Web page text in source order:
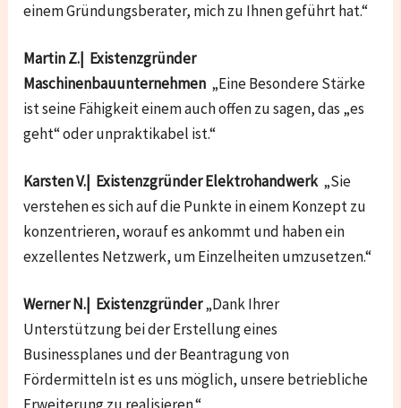
einem Gründungsberater, mich zu Ihnen geführt hat.“
Martin Z.| Existenzgründer
Maschinenbauunternehmen „Eine Besondere Stärke
ist seine Fähigkeit einem auch offen zu sagen, das „es
geht“ oder unpraktikabel ist.“
Karsten V.| Existenzgründer Elektrohandwerk „Sie
verstehen es sich auf die Punkte in einem Konzept zu
konzentrieren, worauf es ankommt und haben ein
exzellentes Netzwerk, um Einzelheiten umzusetzen.“
Werner N.| Existenzgründer„Dank Ihrer
Unterstützung bei der Erstellung eines
Businessplanes und der Beantragung von
Fördermitteln ist es uns möglich, unsere betriebliche